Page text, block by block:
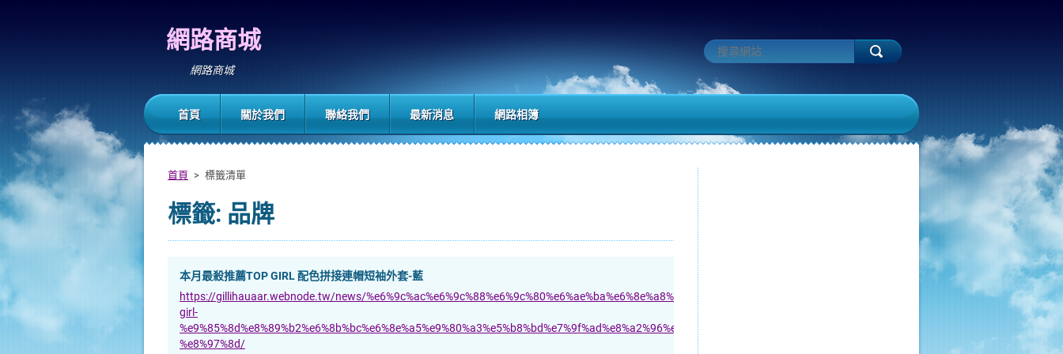
網路商城
網路商城
首頁 > 標籤清單
標籤: 品牌
本月最殺推薦TOP GIRL 配色拼接連帽短袖外套-藍
https://gillihauaar.webnode.tw/news/%e6%9c%ac%e6%9c%88%e6%9c%80%e6%ae%ba%e6%8e%a8%e8%96%a6top-
girl-
%e9%85%8d%e8%89%b2%e6%8b%bc%e6%8e%a5%e9%80%a3%e5%b8%bd%e7%9f%ad%e8%a2%96%e5%a4%96%e5%a5%97-
%e8%97%8d/
首頁 關於我們 聯絡我們 最新消息 網路相簿